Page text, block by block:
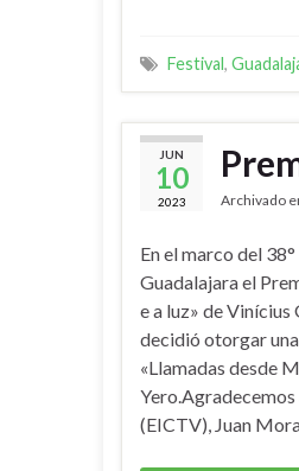
Festival,
JUN
10
2023 Archivado
En el marco del
Guadalajara el
e a luz» de Vinícius
decidió otorgar
«Llamadas desde
(EICTV), Juan